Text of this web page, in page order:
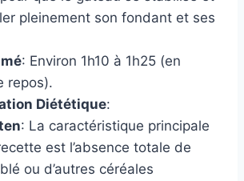
pleinement son fondant et ses
: Environ 1h10 à 1h25 (en
repos).
Diététique:
: La caractéristique principale
est l’absence totale de
ou d’autres céréales